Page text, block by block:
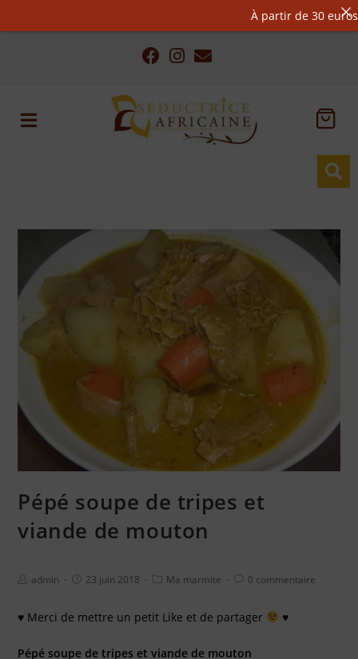
Pépé soupe de tripes et
viande de mouton
admin 23 juin 2018 Ma marmite 0 commentaire
♥ Merci de mettre un petit Like et de partager ♥
Pépé soupe de tripes et viande de mouton
À partir de 30 euros